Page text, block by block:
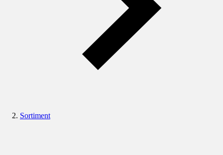
Sortiment